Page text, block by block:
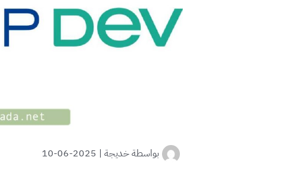
بواسطةخديجة |
2025-06-10